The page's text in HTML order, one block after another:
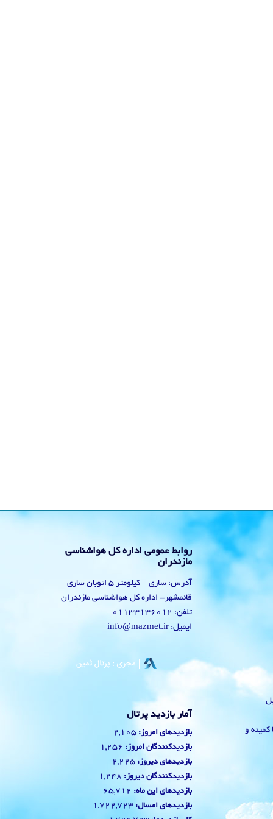
با کمینه و
روابط عمومی اداره کل هواشناسی
مازندران
آدرس: ساری – کیلومتر 5 اتوبان ساری
قائمشهر- اداره کل هواشناسی مازندران
تلفن: 01133136012
ایمیل: info@mazmet.ir
آمار بازدید پرتال
بازدیدهای امروز: 2,105
بازدیدکنندگان امروز: 1,256
بازدیدهای دیروز: 2,225
بازدیدکنندگان دیروز: 1,248
بازدیدهای این ماه: 65,712
بازدیدهای امسال: 1,722,723